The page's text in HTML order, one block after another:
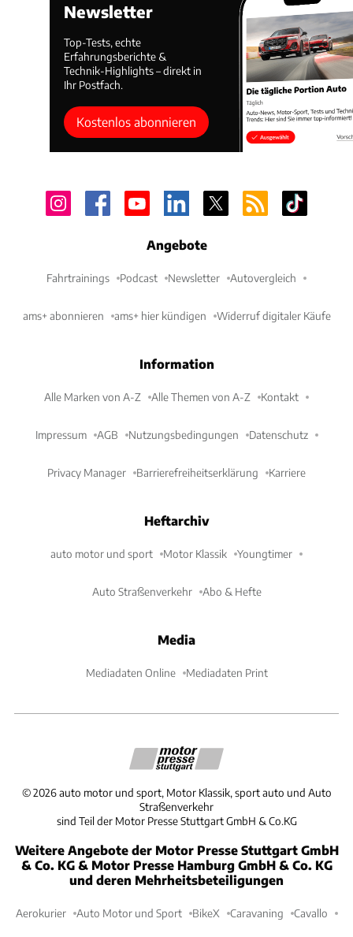
Newsletter
Top-Tests, echte
Erfahrungsberichte &
Technik-Highlights – direkt in
Ihr Postfach.
Kostenlos abonnieren
Angebote
Fahrtrainings Podcast Newsletter Autovergleich
ams+ abonnieren ams+ hier kündigen Widerruf digitaler Käufe
Information
Alle Marken von A-Z Alle Themen von A-Z Kontakt
Impressum AGB Nutzungsbedingungen Datenschutz
Privacy Manager Barrierefreiheitserklärung Karriere
Heftarchiv
auto motor und sport Motor Klassik Youngtimer
Auto Straßenverkehr Abo & Hefte
Media
Mediadaten Online Mediadaten Print
©2026 auto motor und sport, Motor Klassik, sport auto und Auto
Straßenverkehr
sind Teil der Motor Presse Stuttgart GmbH & Co.KG
Weitere Angebote der Motor Presse Stuttgart GmbH
& Co. KG & Motor Presse Hamburg GmbH & Co. KG
und deren Mehrheitsbeteiligungen
Aerokurier Auto Motor und Sport BikeX Caravaning Cavallo